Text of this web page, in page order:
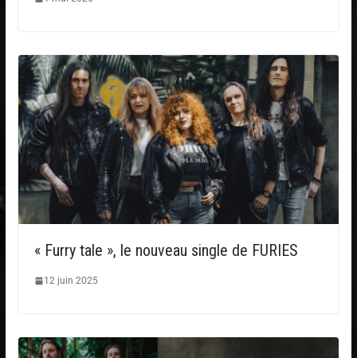
« Furry tale », le nouveau single de FURIES
12 juin 2025